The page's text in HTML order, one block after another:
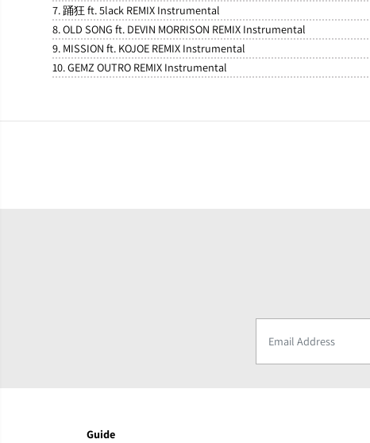
7. 踊狂 ft. 5lack REMIX Instrumental
8. OLD SONG ft. DEVIN MORRISON REMIX Instrumental
9. MISSION ft. KOJOE REMIX Instrumental
10. GEMZ OUTRO REMIX Instrumental
Guide